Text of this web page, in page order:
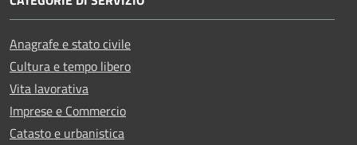
Anagrafe e stato civile
Cultura e tempo libero
Vita lavorativa
Imprese e Commercio
Catasto e urbanistica